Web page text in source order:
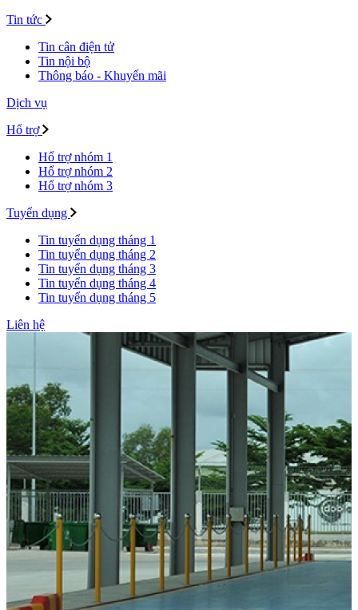
Tin tức
Tin cân điện tử
Tin nội bộ
Thông báo - Khuyến mãi
Dịch vụ
Hổ trợ
Hổ trợ nhóm 1
Hổ trợ nhóm 2
Hổ trợ nhóm 3
Tuyển dụng
Tin tuyển dụng tháng 1
Tin tuyển dụng tháng 2
Tin tuyển dụng tháng 3
Tin tuyển dụng tháng 4
Tin tuyển dụng tháng 5
Liên hệ